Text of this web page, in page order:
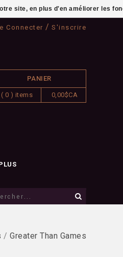
Connecter / S'inscrire
PANIER
( 0 ) items 0,00$CA
/ Greater Than Games
site, en plus d'en améliorer les